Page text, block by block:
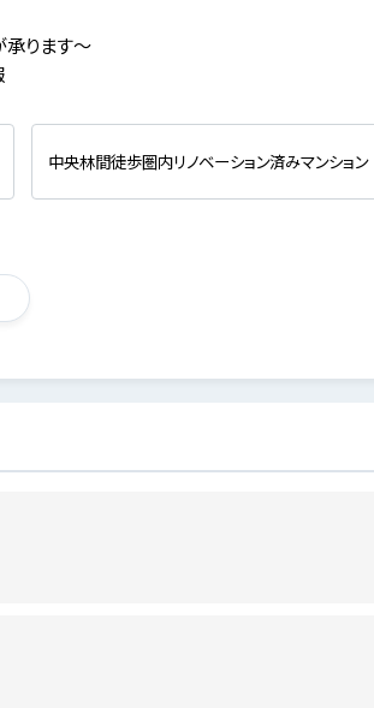
ります～
中央林間徒歩圏内リノベーション済みマンション